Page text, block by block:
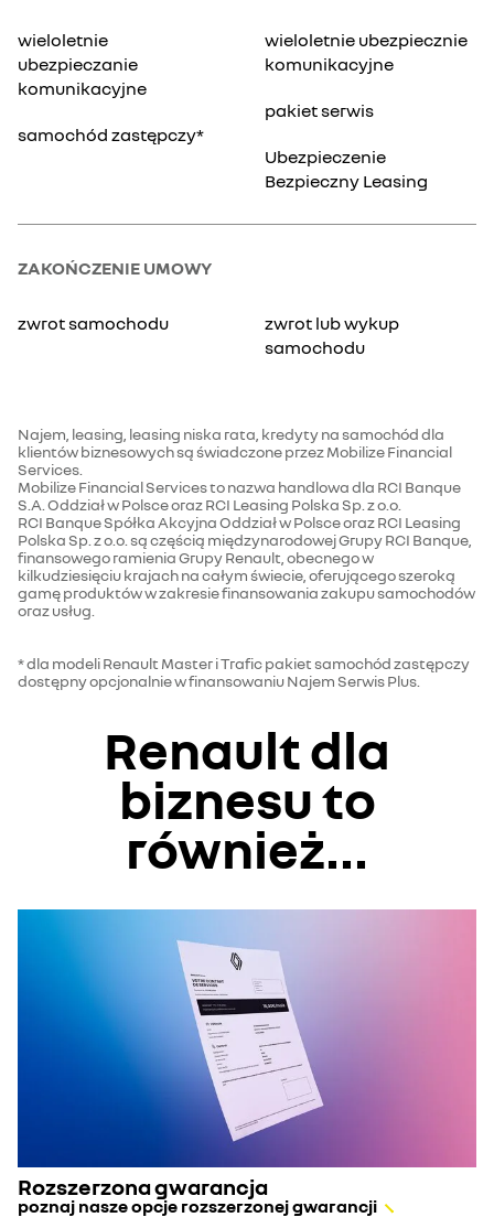
wieloletnie
ubezpieczanie
komunikacyjne
samochód zastępczy*
wieloletnie ubezpiecznie
komunikacyjne
pakiet serwis
Ubezpieczenie
Bezpieczny Leasing
ZAKOŃCZENIE UMOWY
zwrot samochodu
zwrot lub wykup
samochodu
Najem, leasing, leasing niska rata, kredyty na samochód dla
klientów biznesowych są świadczone przez Mobilize Financial
Services.
Mobilize Financial Services to nazwa handlowa dla RCI Banque
S.A. Oddział w Polsce oraz RCI Leasing Polska Sp. z o.o.
RCI Banque Spółka Akcyjna Oddział w Polsce oraz RCI Leasing
Polska Sp. z o.o. są częścią międzynarodowej Grupy RCI Banque,
finansowego ramienia Grupy Renault, obecnego w
kilkudziesięciu krajach na całym świecie, oferującego szeroką
gamę produktów w zakresie finansowania zakupu samochodów
oraz usług.
* dla modeli Renault Master i Trafic pakiet samochód zastępczy
dostępny opcjonalnie w finansowaniu Najem Serwis Plus.
Renault dla
biznesu to
również...
Rozszerzona gwarancja
poznaj nasze opcje rozszerzonej gwarancji